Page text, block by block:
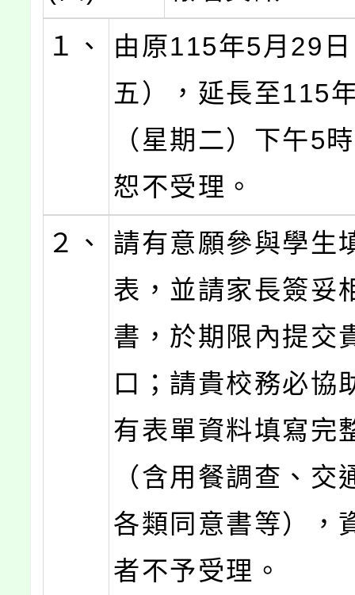
１、
由原115年5月29
五），延長至115
（星期二）下午5
恕不受理。
２、
請有意願參與學生
表，並請家長簽妥
書，於期限內提交
口；請貴校務必協
有表單資料填寫完
（含用餐調查、交
各類同意書等），
者不予受理。